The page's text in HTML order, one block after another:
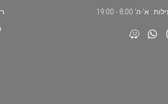
א'-ה' 8:00 - 19:00